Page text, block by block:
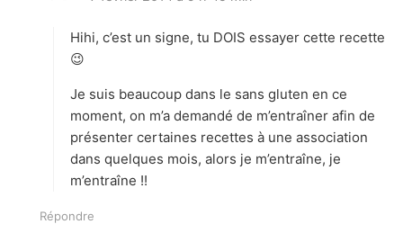
Hihi, c’est un signe, tu DOIS essayer cette recette
😉
Je suis beaucoup dans le sans gluten en ce
moment, on m’a demandé de m’entraîner afin de
présenter certaines recettes à une association
dans quelques mois, alors je m’entraîne, je
m’entraîne !!
Répondre